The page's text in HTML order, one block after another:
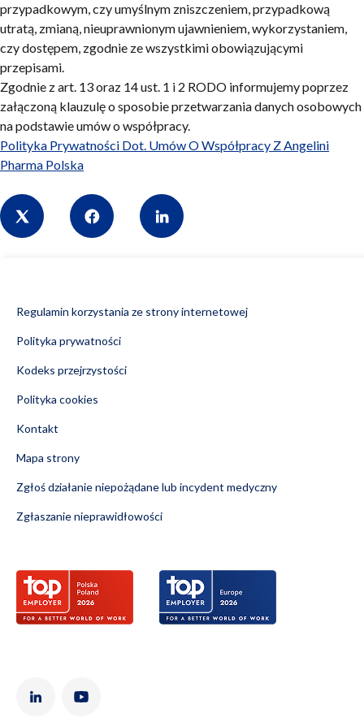
przypadkowym, czy umyślnym zniszczeniem, przypadkową
utratą, zmianą, nieuprawnionym ujawnieniem, wykorzystaniem,
czy dostępem, zgodnie ze wszystkimi obowiązującymi
przepisami.
Zgodnie z art. 13 oraz 14 ust. 1 i 2 RODO informujemy poprzez
załączoną klauzulę o sposobie przetwarzania danych osobowych
na podstawie umów o współpracy.
Polityka Prywatności Dot. Umów O Współpracy Z Angelini
Pharma Polska
Share
Regulamin korzystania ze strony internetowej
Polityka prywatności
Kodeks przejrzystości
Polityka cookies
Kontakt
Mapa strony
Zgłoś działanie niepożądane lub incydent medyczny
Zgłaszanie nieprawidłowości